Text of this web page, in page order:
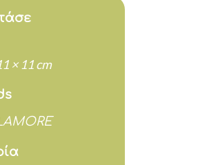
× 11 cm